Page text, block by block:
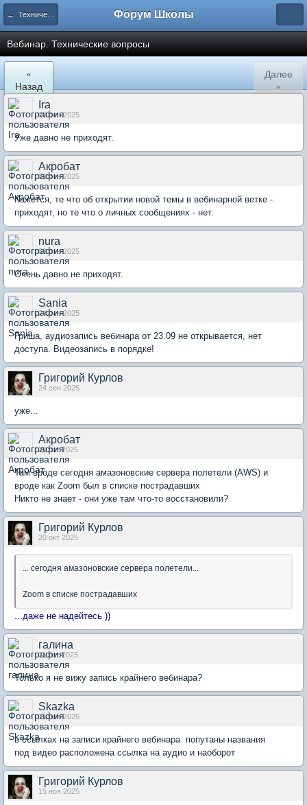
← Технический отдел Форум Школы
Вебинар. Технические вопросы
«
Назад
Далее
»
Ira
02 сен 2025
Уже давно не приходят.
Акробат
02 сен 2025
Кажется, те что об открытии новой темы в вебинарной ветке -
приходят, но те что о личных сообщениях - нет.
nura
03 сен 2025
Очень давно не приходят.
Sania
24 сен 2025
Гриша, аудиозапись вебинара от 23.09 не открывается, нет
доступа. Видеозапись в порядке!
Григорий Курлов
24 сен 2025
уже...
Акробат
20 окт 2025
Там вроде сегодня амазоновские сервера полетели (AWS) и
вроде как Zoom был в списке пострадавших
Никто не знает - они уже там что-то восстановили?
Григорий Курлов
20 окт 2025
... сегодня амазоновские сервера полетели...
Zoom в списке пострадавших
...даже не надейтесь ))
галина
31 окт 2025
Только я не вижу запись крайнего вебинара?
Skazka
15 ноя 2025
в ссылках на записи крайнего вебинара попутаны названия
под видео расположена ссылка на аудио и наоборот
Григорий Курлов
15 ноя 2025